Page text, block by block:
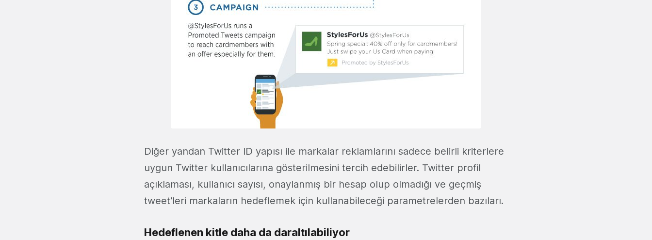
Diğer yandan Twitter ID yapısı ile markalar reklamlarını sadece belirli kriterlere
uygun Twitter kullanıcılarına gösterilmesini tercih edebilirler. Twitter profil
açıklaması, kullanıcı sayısı, onaylanmış bir hesap olup olmadığı ve geçmiş
tweet’leri markaların hedeflemek için kullanabileceği parametrelerden bazıları.
Hedeflenen kitle daha da daraltılabiliyor